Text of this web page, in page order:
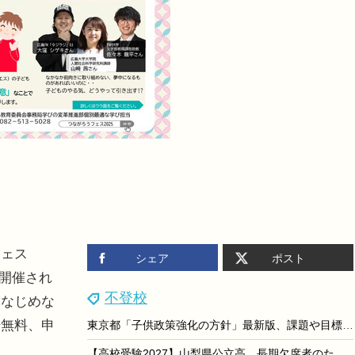
シェア ポスト
不登校
東京都「子供政策強化の方針」最新版、課題や目標値など
ス
催され
じめな
料、申